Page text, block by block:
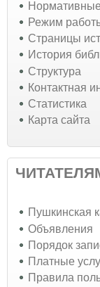
Режим
Страницы
История
Структура
Контактная
Статистика
Карта сайта
Пушкинская
Объявления
Порядок
Платные
Правила